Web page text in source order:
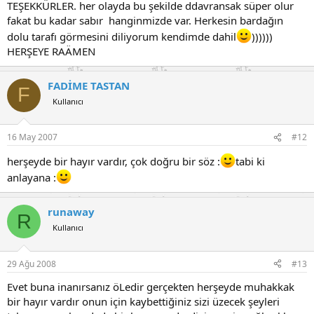
TEŞEKKÜRLER. her olayda bu şekilde ddavransak süper olur
fakat bu kadar sabır hanginmizde var. Herkesin bardağın
dolu tarafı görmesini diliyorum kendimde dahil
))))))
HERŞEYE RAÄMEN
F FADİME TASTAN
Kullanıcı
16 May 2007 #12
herşeyde bir hayır vardır, çok doğru bir söz :
tabi ki
anlayana :
R runaway
Kullanıcı
29 Ağu 2008 #13
Evet buna inanırsanız öLedir gerçekten herşeyde muhakkak
bir hayır vardır onun için kaybettiğiniz sizi üzecek şeyleri